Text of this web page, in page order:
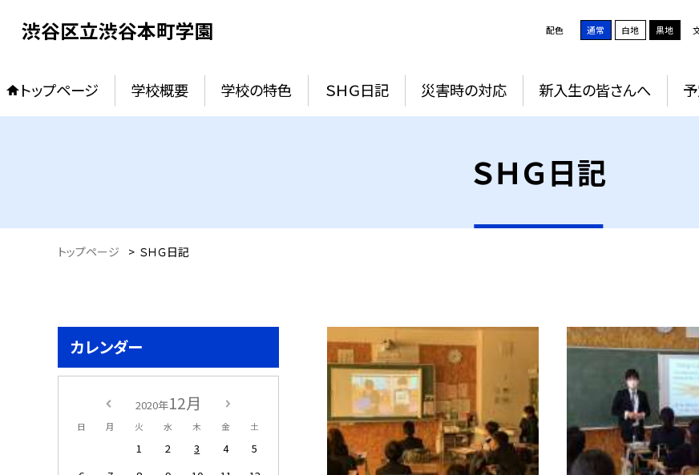
渋谷区立渋谷本町学園 配色 通常 白地 黒地
トップページ 学校概要 学校の特色 ＳＨＧ日記 災害時の対応 新入生の皆さんへ
ＳＨＧ日記
トップページ > ＳＨＧ日記
カレンダー
2020年12月
日 月 火 水 木 金 土
1 2 3 4
5